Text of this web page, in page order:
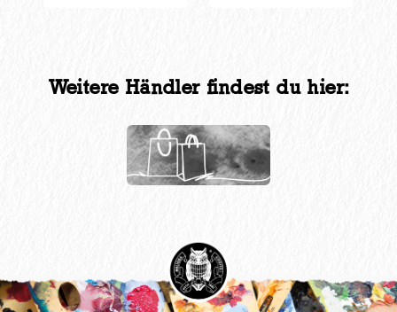
Weitere Händler findest du hier: